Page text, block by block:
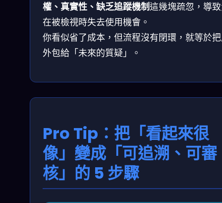
權、真實性、缺乏追蹤機制這幾塊疏忽，導
在被檢視時失去使用機會。
你看似省了成本，但流程沒有閉環，就等於
外包給「未來的質疑」。
Pro Tip：把「看起來很
像」變成「可追溯、可審
核」的 5 步驟